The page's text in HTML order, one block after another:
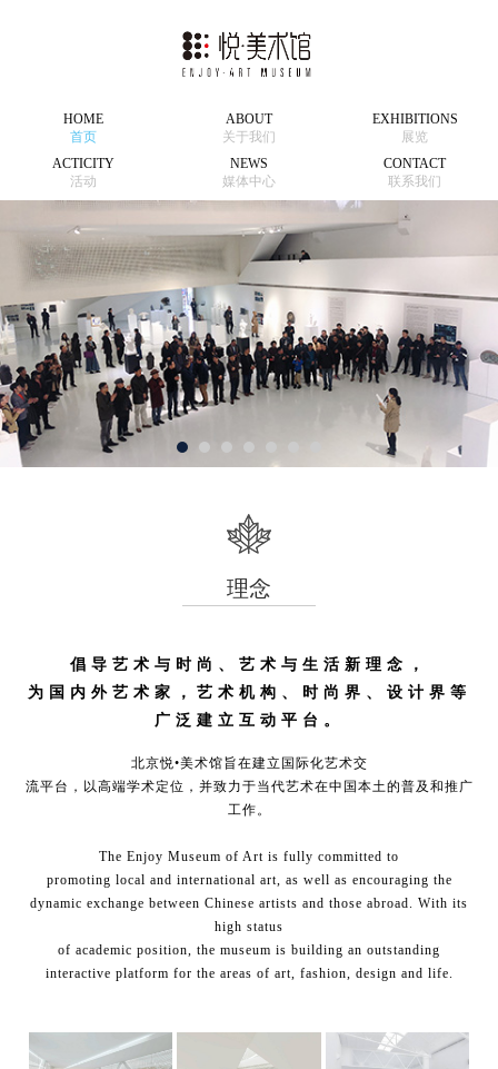
HOME
首页
ABOUT
关于我们
EXHIBITIONS
展览
ACTICITY
活动
NEWS
媒体中心
CONTACT
联系我们
理念
倡导艺术与时尚、艺术与生活新理念，
为国内外艺术家，艺术机构、时尚界、设计界等
广泛建立互动平台。
北京悦•美术馆旨在建立国际化艺术交
流平台，以高端学术定位，并致力于当代艺术在中国本土的普及和推广
工作。
The Enjoy Museum of Art is fully committed to
promoting local and international art, as well as encouraging the
dynamic exchange between Chinese artists and those abroad. With its
high status
of academic position, the museum is building an outstanding
interactive platform for the areas of art, fashion, design and life.